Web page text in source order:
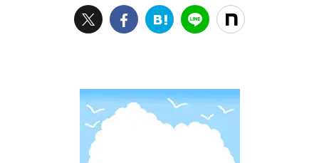
リエイト Amazonアソシエイ
ト Amazonが提供するアフィ
ログで書き続けるか、どうせ
書くなら有料ブログに乗り換
えて頑張るかです。 私と同じ
さんも楽天ブログでは何やっ
て ...